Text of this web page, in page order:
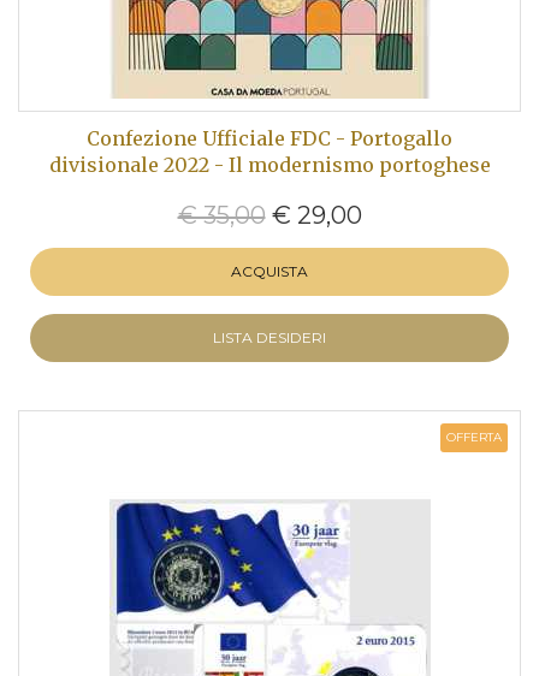
Confezione Ufficiale FDC - Portogallo
divisionale 2022 - Il modernismo portoghese
€ 35,00€ 29,00
ACQUISTA
LISTA DESIDERI
OFFERTA